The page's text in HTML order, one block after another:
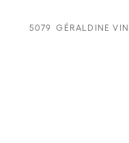
5079 GÉRALDINE